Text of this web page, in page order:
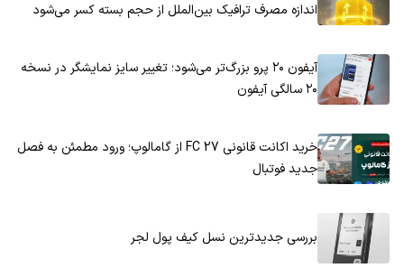
اندازه مصرف ترافیک بین‌الملل از حجم بسته کسر می‌شود
آیفون ۲۰ پرو بزرگ‌تر می‌شود؛ تغییر سایز نمایشگر در نسخه
۲۰ سالگی آیفون
خرید اکانت قانونی FC 27 از گامالوپ؛ ورود مطمئن به فصل
جدید فوتبال
بررسی جدیدترین نسل کیف پول لجر